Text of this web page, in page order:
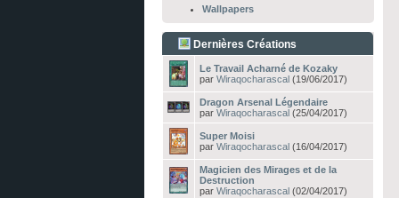
Wallpapers
Dernières Créations
Le Travail Acharné de Kozaky
par Wiraqocharascal (19/06/2017)
Dragon Arsenal Légendaire
par Wiraqocharascal (25/04/2017)
Super Moisi
par Wiraqocharascal (16/04/2017)
Magicien des Mirages et de la
Destruction
par Wiraqocharascal (02/04/2017)